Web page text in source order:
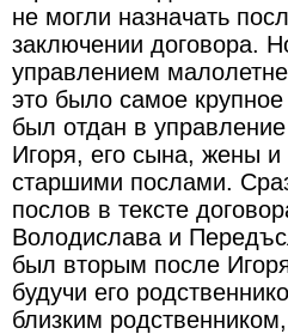
не могли назначать
заключении договора.
управлением
это было самое
был отдан в
Игоря, его сына, жены и
старшими послами.
послов в тексте
Володислава и
был вторым после
будучи его
близким